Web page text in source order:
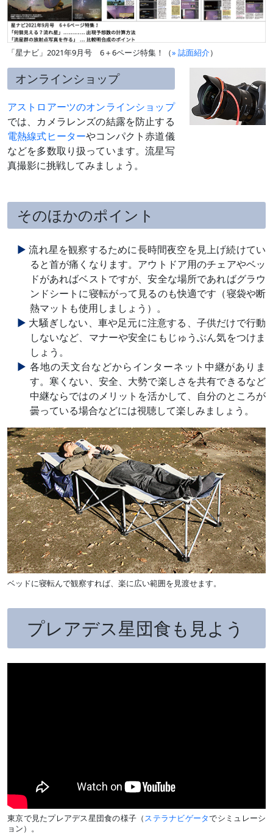
「星ナビ」2021年9月号 6＋6ページ特集！（» 誌面紹介）
オンラインショップ
アストロアーツのオンラインショップ
では、カメラレンズの結露を防止する
電熱線式ヒーターやコンパクト赤道儀
などを多数取り扱っています。流星写
真撮影に挑戦してみましょう。
そのほかのポイント
流れ星を観察するために長時間夜空を見上げ続けてい
ると首が痛くなります。アウトドア用のチェアやベッ
ドがあればベストですが、安全な場所であればグラウ
ンドシートに寝転がって見るのも快適です（寝袋や断
熱マットも使用しましょう）。
大騒ぎしない、車や足元に注意する、子供だけで行動
しないなど、マナーや安全にもじゅうぶん気をつけま
しょう。
各地の天文台などからインターネット中継がありま
す。寒くない、安全、大勢で楽しさを共有できるなど
中継ならではのメリットを活かして、自分のところが
曇っている場合などには視聴して楽しみましょう。
ベッドに寝転んで観察すれば、楽に広い範囲を見渡せます。
プレアデス星団食も見よう
東京で見たプレアデス星団食の様子（ステラナビゲータでシミュレーシ
ョン）。